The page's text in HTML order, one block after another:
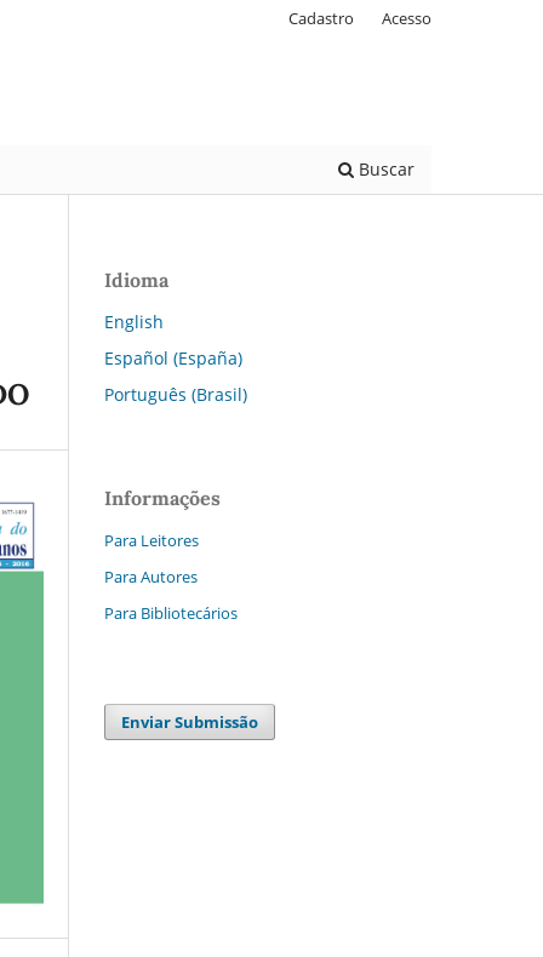
Buscar
Cadastro Acesso
Idioma
English
Español (España)
Português (Brasil)
Informações
Para Leitores
Para Autores
Para Bibliotecários
Enviar Submissão